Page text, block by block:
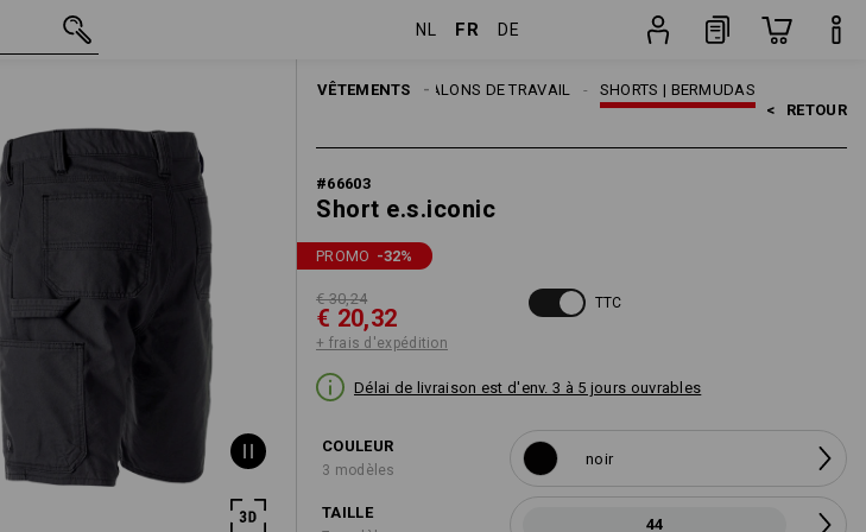
NL FR DE
VÊTEMENTS SHORTS | BERMUDAS
PANTALONS DE TRAVAIL
HOMMES
< RETOUR
#66603
Short e.s.iconic
PROMO -32%
€ 30,24
€ 20,32
+ frais d'expédition
TTC
Délai de livraison est d'env. 3 à 5 jours ouvrables
COULEUR
3 modèles
noir
TAILLE
44
€ 30,24